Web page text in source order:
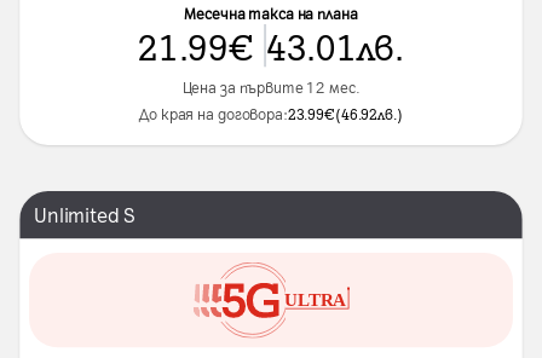
Месечна такса на плана
21.99€ 43.01лв.
Цена за първите 12 мес.
До края на договора:23.99€(46.92лв.)
Unlimited S